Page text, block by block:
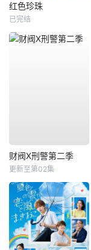
红色珍珠
已完结
财阀X刑警第二季
更新至第02集